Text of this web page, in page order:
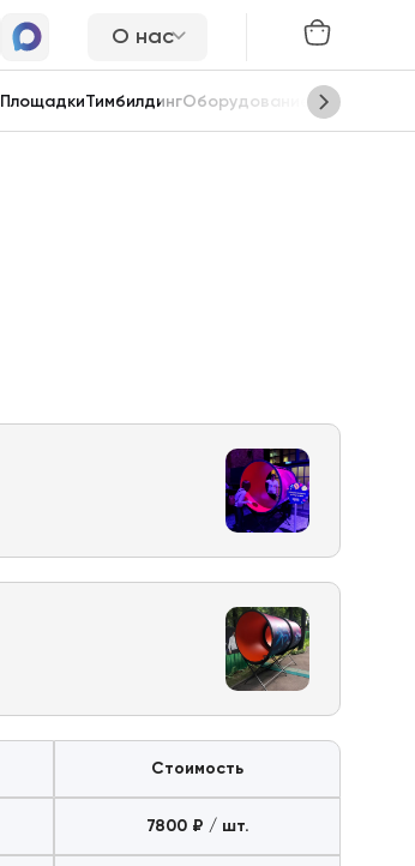
О нас
ПлощадкиТимбилдингОборудование Сцены
Стоимость
7800 ₽ / шт.